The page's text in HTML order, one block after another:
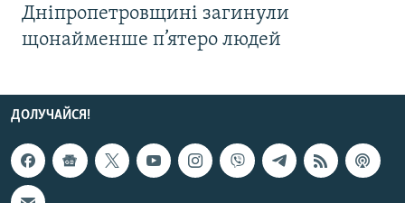
Дніпропетровщині загинули
щонайменше п’ятеро людей
ДОЛУЧАЙСЯ!